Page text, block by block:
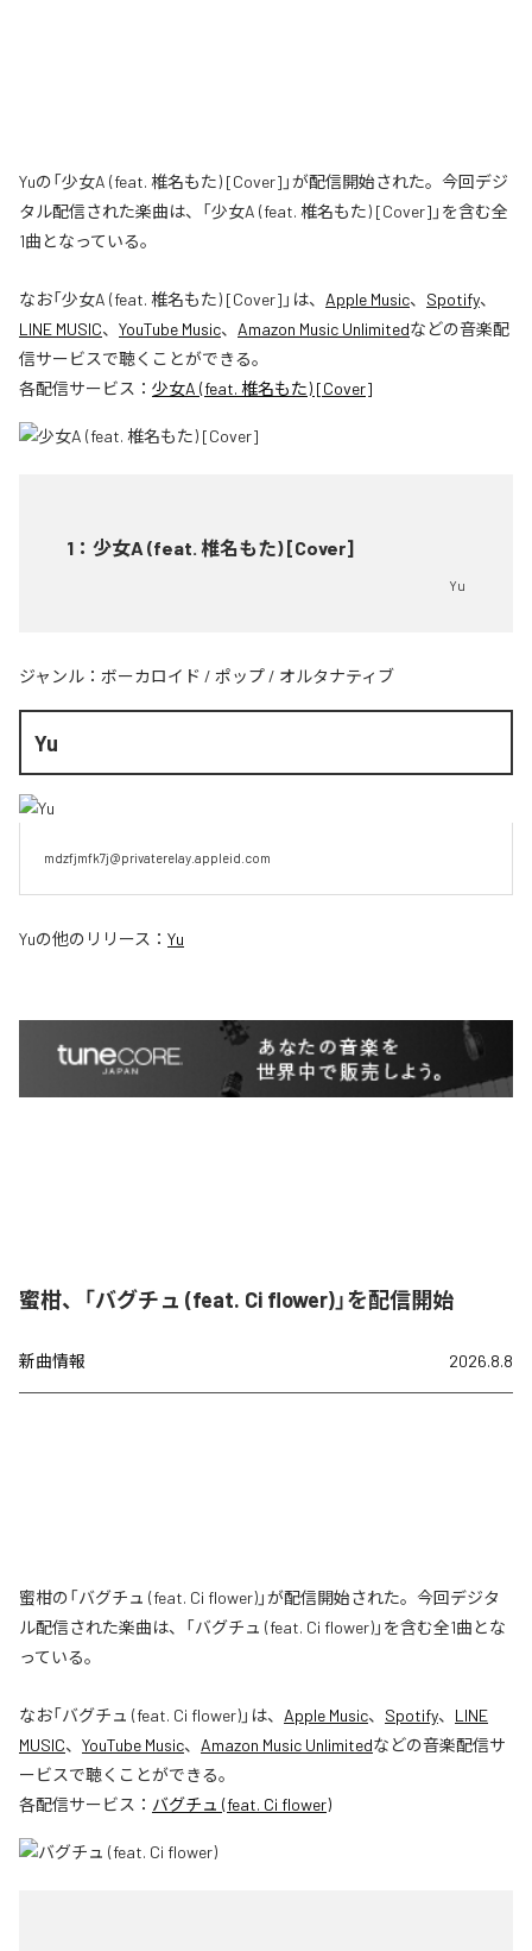
Yuの「少女A (feat. 椎名もた) [Cover]」が配信開始された。今回デジ
タル配信された楽曲は、「少女A (feat. 椎名もた) [Cover]」を含む全
1曲となっている。
なお「少女A (feat. 椎名もた) [Cover] 」は、 Apple Music、 Spotify、
LINE MUSIC、 YouTube Music、 Amazon Music Unlimitedなどの音楽配
信サービスで聴くことができる。
各配信サービス： 少女A (feat. 椎名もた) [Cover]
1 ： 少女A (feat. 椎名もた) [Cover]
Yu
ジャンル： ボーカロイド / ポップ / オルタナティブ
Yu
mdzfjmfk7j@privaterelay.appleid.com
Yuの他のリリース： Yu
蜜柑、「バグチュ (feat. Ci flower)」を配信開始
新曲情報 2026.8.8
蜜柑の「バグチュ (feat. Ci flower)」が配信開始された。今回デジタ
ル配信された楽曲は、「バグチュ (feat. Ci flower)」を含む全1曲とな
っている。
なお「バグチュ (feat. Ci flower)」は、 Apple Music、 Spotify、 LINE
MUSIC、 YouTube Music、 Amazon Music Unlimitedなどの音楽配信サ
ービスで聴くことができる。
各配信サービス： バグチュ (feat. Ci flower)